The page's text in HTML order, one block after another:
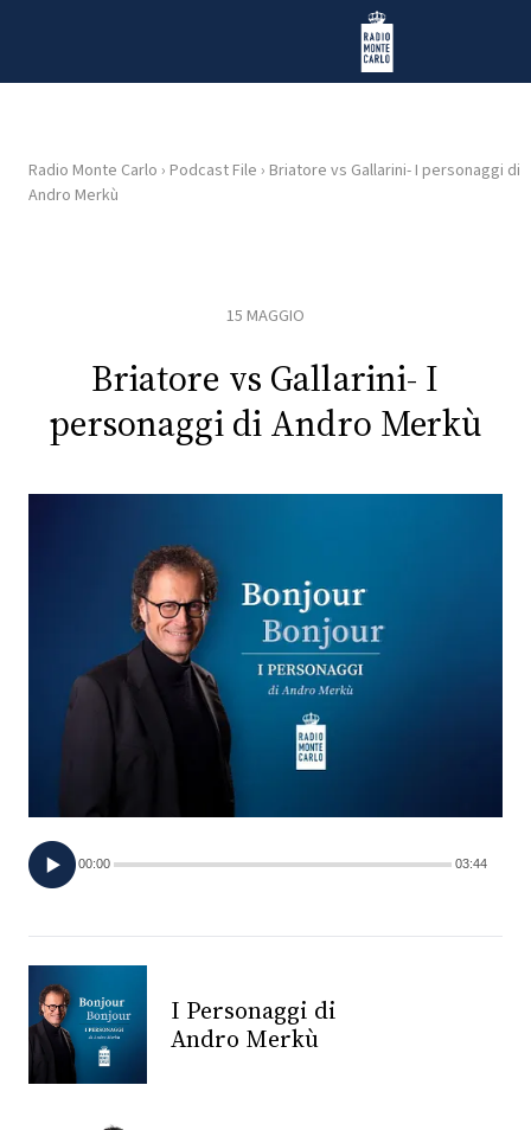
Radio Monte Carlo
HOME
RADIO
PLAYLIST
CONCORSI
EVENTI
TV
PRINCIPATO
MONACO
RMC
CONSIGLIA
Radio Monte Carlo › Podcast File › Briatore vs Gallarini- I personaggi di
Andro Merkù
15 MAGGIO
Briatore vs Gallarini- I
personaggi di Andro Merkù
00:00 03:44
I Personaggi di
Andro Merkù